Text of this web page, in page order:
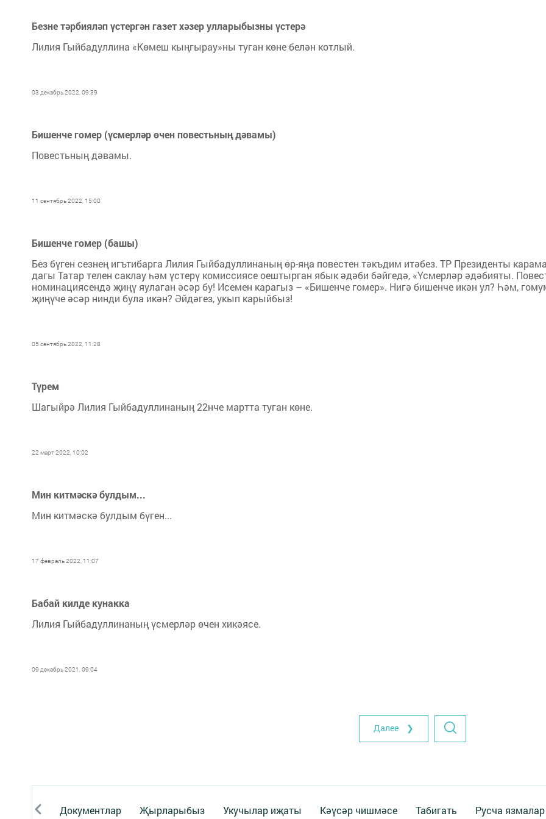
Безне тәрбияләп үстергән газет хәзер улларыбызны үстерә
Лилия Гыйбадуллина «Көмеш кыңгырау»ны туган көне белән котлый.
03 декабрь 2022, 09:39
Бишенче гомер (үсмерләр өчен повестьның дәвамы)
Повестьның дәвамы.
11 сентябрь 2022, 15:00
Бишенче гомер (башы)
Без бү­ген сез­нең игъ­ти­бар­га Ли­лия Гый­ба­дул­ли­на­ның өр-яңа по­вес­тен тәкъ­дим итә­без. ТР Пре­зи­ден­ты
да­гы Та­тар те­лен сак­лау һәм үс­те­рү ко­мис­си­я­се оеш­тыр­ган ябык әдә­би бәй­ге­дә, «Үс­мер­ләр әдә­би­я­ты.
но­ми­на­ци­я­сен­дә җи­ңү яу­ла­ган әсәр бу! Исе­мен ка­ра­гыз – «Би­шен­че го­мер». Ни­гә би­шен­че икән ул? Һәм,
җи­ңү­че әсәр нин­ди бу­ла икән? Әй­дә­гез, укып ка­рый­быз!
05 сентябрь 2022, 11:28
Түрем
Шагыйрә Лилия Гыйбадуллинаның 22нче мартта туган көне.
22 март 2022, 10:02
Мин китмәскә булдым...
Мин китмәскә булдым бүген...
17 февраль 2022, 11:07
Бабай килде кунакка
Лилия Гыйбадуллинаның үсмерләр өчен хикәясе.
09 декабрь 2021, 09:04
Далее ❯
Документлар Җырларыбыз Укучылар иҗаты Кәүсәр чишмәсе Табигать Русча язмалар